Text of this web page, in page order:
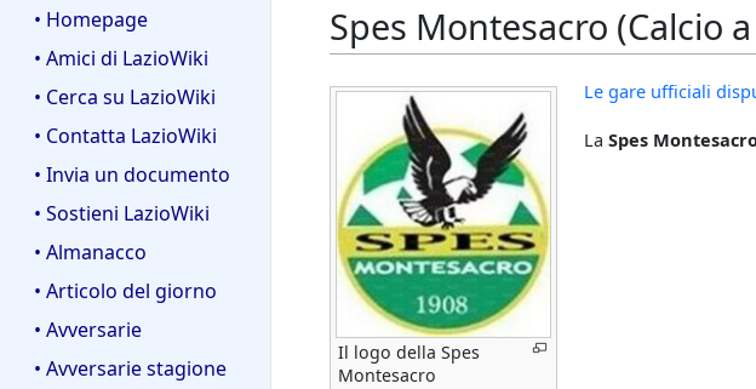
• Homepage
• Amici di LazioWiki
• Cerca su LazioWiki
• Contatta LazioWiki
• Invia un documento
• Sostieni LazioWiki
• Almanacco
• Articolo del giorno
• Avversarie
• Avversarie stagione
Spes Montesacro (Calcio
Il logo della Spes
Montesacro
Le gare ufficiali
LaSpes